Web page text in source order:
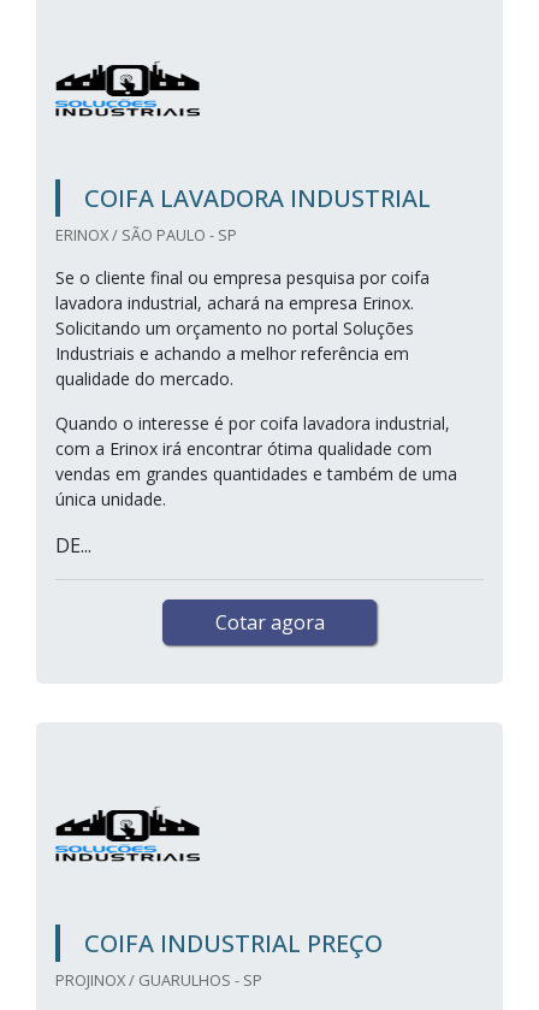
COIFA LAVADORA INDUSTRIAL
ERINOX / SÃO PAULO - SP
Se o cliente final ou empresa pesquisa por coifa
lavadora industrial, achará na empresa Erinox.
Solicitando um orçamento no portal Soluções
Industriais e achando a melhor referência em
qualidade do mercado.
Quando o interesse é por coifa lavadora industrial,
com a Erinox irá encontrar ótima qualidade com
vendas em grandes quantidades e também de uma
única unidade.
DE...
Cotar agora
COIFA INDUSTRIAL PREÇO
PROJINOX / GUARULHOS - SP